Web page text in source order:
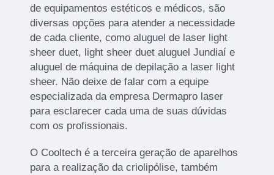
de equipamentos estéticos e médicos, são
diversas opções para atender a necessidade
de cada cliente, como aluguel de laser light
sheer duet, light sheer duet aluguel Jundiaí e
aluguel de máquina de depilação a laser light
sheer. Não deixe de falar com a equipe
especializada da empresa Dermapro laser
para esclarecer cada uma de suas dúvidas
com os profissionais.
O Cooltech é a terceira geração de aparelhos
para a realização da criolipólise, também